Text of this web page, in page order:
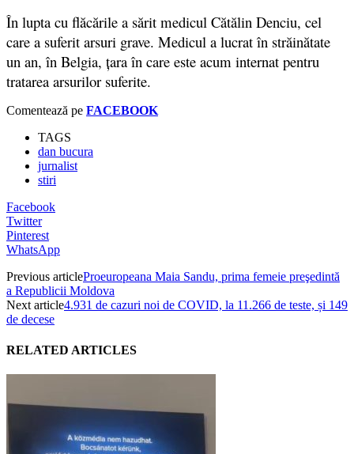
În lupta cu flăcările a sărit medicul Cătălin Denciu, cel
care a suferit arsuri grave. Medicul a lucrat în străinătate
un an, în Belgia, țara în care este acum internat pentru
tratarea arsurilor suferite.
Comentează pe FACEBOOK
TAGS
dan bucura
jurnalist
stiri
Facebook
Twitter
Pinterest
WhatsApp
Previous articleProeuropeana Maia Sandu, prima femeie preşedintă
a Republicii Moldova
Next article4.931 de cazuri noi de COVID, la 11.266 de teste, și 149
de decese
RELATED ARTICLES